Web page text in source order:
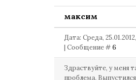
максим
Дата: Среда,
| Сообщение #6
Здраствуйте, у меня
проблема. Выпустился